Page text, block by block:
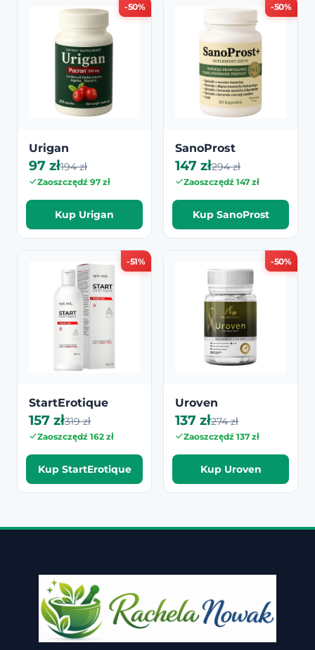
-50%
Urigan
97 zł194 zł
Zaoszczędź 97 zł
Kup Urigan
-50%
SanoProst
147 zł294 zł
Zaoszczędź 147 zł
Kup SanoProst
-51%
StartErotique
157 zł319 zł
Zaoszczędź 162 zł
Kup StartErotique
-50%
Uroven
137 zł274 zł
Zaoszczędź 137 zł
Kup Uroven